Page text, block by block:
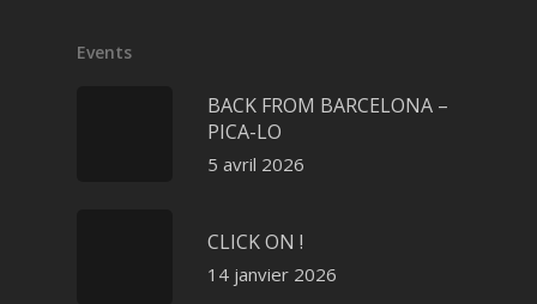
Events
BACK FROM BARCELONA –
PICA-LO
5 avril 2026
CLICK ON !
14 janvier 2026